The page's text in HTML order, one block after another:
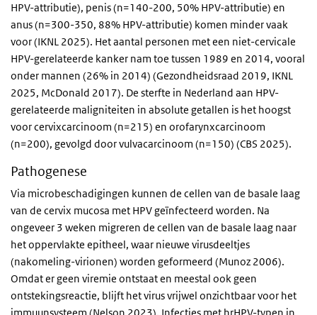
HPV-attributie), penis (n=140-200, 50% HPV-attributie) en
anus (n=300-350, 88% HPV-attributie) komen minder vaak
voor (IKNL 2025). Het aantal personen met een niet-cervicale
HPV-gerelateerde kanker nam toe tussen 1989 en 2014, vooral
onder mannen (26% in 2014) (Gezondheidsraad 2019, IKNL
2025, McDonald 2017). De sterfte in Nederland aan HPV-
gerelateerde maligniteiten in absolute getallen is het hoogst
voor cervixcarcinoom (n=215) en orofarynxcarcinoom
(n=200), gevolgd door vulvacarcinoom (n=150) (CBS 2025).
Pathogenese
Via microbeschadigingen kunnen de cellen van de basale laag
van de cervix mucosa met HPV geïnfecteerd worden. Na
ongeveer 3 weken migreren de cellen van de basale laag naar
het oppervlakte epitheel, waar nieuwe virusdeeltjes
(nakomeling-virionen) worden geformeerd (Munoz 2006).
Omdat er geen viremie ontstaat en meestal ook geen
ontstekingsreactie, blijft het virus vrijwel onzichtbaar voor het